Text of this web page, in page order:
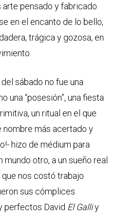
arte pensado y fabricado
en el encanto de lo bello,
trágica y gozosa, en
sábado no fue una
una “posesión”, una fiesta
un ritual en el que
nombre más acertado y
hizo de médium para
mundo otro, a un sueño real
nos costó trabajo
sus cómplices
perfectos David El Galliy